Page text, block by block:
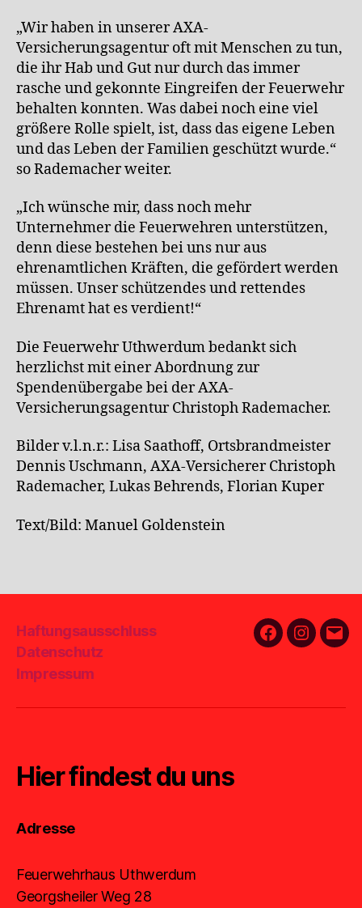
„Wir haben in unserer AXA-
Versicherungsagentur oft mit Menschen zu tun,
die ihr Hab und Gut nur durch das immer
rasche und gekonnte Eingreifen der Feuerwehr
behalten konnten. Was dabei noch eine viel
größere Rolle spielt, ist, dass das eigene Leben
und das Leben der Familien geschützt wurde.“
so Rademacher weiter.
„Ich wünsche mir, dass noch mehr
Unternehmer die Feuerwehren unterstützen,
denn diese bestehen bei uns nur aus
ehrenamtlichen Kräften, die gefördert werden
müssen. Unser schützendes und rettendes
Ehrenamt hat es verdient!“
Die Feuerwehr Uthwerdum bedankt sich
herzlichst mit einer Abordnung zur
Spendenübergabe bei der AXA-
Versicherungsagentur Christoph Rademacher.
Bilder v.l.n.r.: Lisa Saathoff, Ortsbrandmeister
Dennis Uschmann, AXA-Versicherer Christoph
Rademacher, Lukas Behrends, Florian Kuper
Text/Bild: Manuel Goldenstein
Haftungsausschluss
Datenschutz
Impressum
FacebookE-
Hier findest du uns
Adresse
Feuerwehrhaus Uthwerdum
Georgsheiler Weg 28